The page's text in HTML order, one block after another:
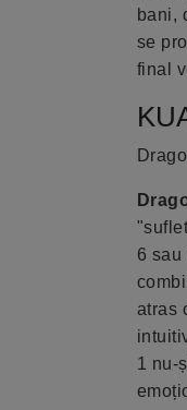
bani,
se
final
6 sau
atras
1 nu-